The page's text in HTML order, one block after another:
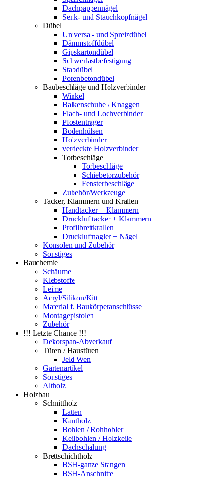
Dachpappennägel
Senk- und Stauchkopfnägel
Dübel
Universal- und Spreizdübel
Dämmstoffdübel
Gipskartondübel
Schwerlastbefestigung
Stabdübel
Porenbetondübel
Baubeschläge und Holzverbinder
Winkel
Balkenschuhe / Knaggen
Flach- und Lochverbinder
Pfostenträger
Bodenhülsen
Holzverbinder
verdeckte Holzverbinder
Torbeschläge
Torbeschläge
Schiebetorzubehör
Fensterbeschläge
Zubehör/Werkzeuge
Tacker, Klammern und Krallen
Handtacker + Klammern
Drucklufttacker + Klammern
Profilbrettkrallen
Druckluftnagler + Nägel
Konsolen und Zubehör
Sonstiges
Bauchemie
Schäume
Klebstoffe
Leime
Acryl/Silikon/Kitt
Material f. Baukörperanschlüsse
Montagepistolen
Zubehör
!!! Letzte Chance !!!
Dekorspan-Abverkauf
Türen / Haustüren
Jeld Wen
Gartenartikel
Sonstiges
Altholz
Holzbau
Schnittholz
Latten
Kantholz
Bohlen / Rohhobler
Keilbohlen / Holzkeile
Dachschalung
Brettschichtholz
BSH-ganze Stangen
BSH-Anschnitte